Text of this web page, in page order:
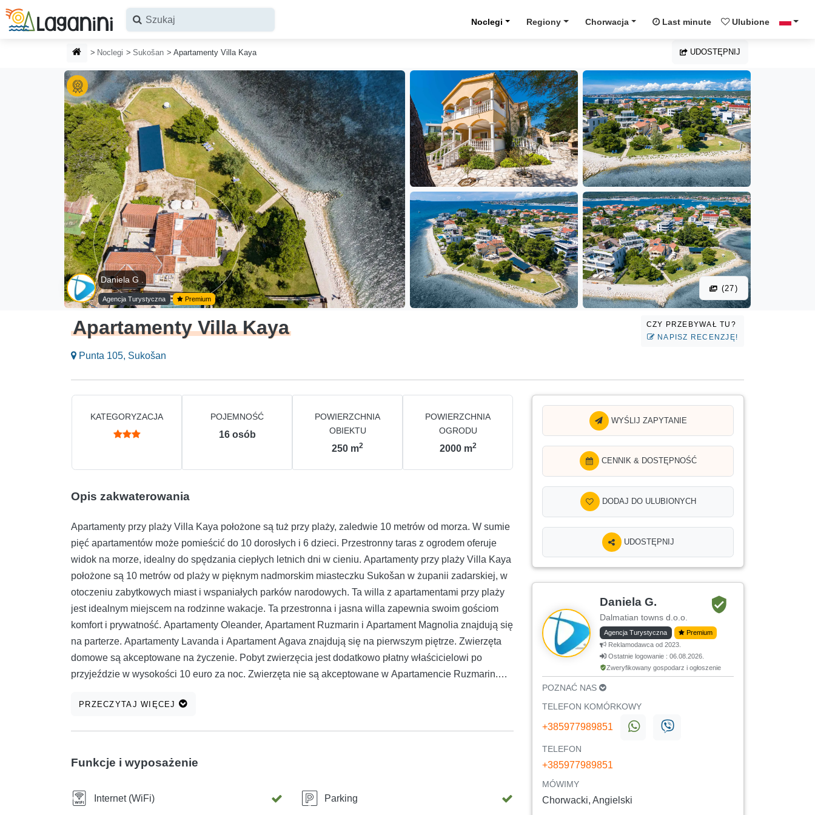
Przejdź do głównej treści
Noclegi Regiony Chorwacja Last minute Ulubione
STRONA GŁÓWNA
Noclegi Sukošan Apartamenty Villa Kaya UDOSTĘPNIJ
Daniela G .
Agencja Turystyczna Premium
(27)
Apartamenty Villa Kaya
Punta 105, Sukošan
CZY PRZEBYWAŁ TU?
NAPISZ RECENZJĘ!
KATEGORYZACJA POJEMNOŚĆ
16 osób
POWIERZCHNIA
OBIEKTU
250 m2
POWIERZCHNIA
OGRODU
2000 m2
Opis zakwaterowania
Apartamenty przy plaży Villa Kaya położone są tuż przy plaży, zaledwie 10 metrów od morza. W sumie
pięć apartamentów może pomieścić do 10 dorosłych i 6 dzieci. Przestronny taras z ogrodem oferuje
widok na morze, idealny do spędzania ciepłych letnich dni w cieniu. Apartamenty przy plaży Villa Kaya
położone są 10 metrów od plaży w pięknym nadmorskim miasteczku Sukošan w żupanii zadarskiej, w
otoczeniu zabytkowych miast i wspaniałych parków narodowych. Ta willa z apartamentami przy plaży
jest idealnym miejscem na rodzinne wakacje. Ta przestronna i jasna willa zapewnia swoim gościom
komfort i prywatność. Apartamenty Oleander, Apartament Ruzmarin i Apartament Magnolia znajdują się
na parterze. Apartamenty Lavanda i Apartament Agava znajdują się na pierwszym piętrze. Zwierzęta
domowe są akceptowane na życzenie. Pobyt zwierzęcia jest dodatkowo płatny właścicielowi po
przyjeździe w wysokości 10 euro za noc. Zwierzęta nie są akceptowane w Apartamencie Ruzmarin.
miejscu. WiFi i klimatyzacja są bezpłatne. Łóżeczko dziecięce, krzesełko do karmienia, grill, środki
leżaki i hamak relaksacyjny. Apartament Magnolia - WiFi, klimatyzacja i telewizor z płaskim ekranem.
Kuchnia wyposażona jest w kuchenkę, piekarnik, kuchenkę mikrofalową, toster, przybory kuchenne,
czajnik, lodówkę, ekspres do kawy i barek. Sypialnia z dużym łóżkiem małżeńskim i telewizorem.
Salon wyposażony jest w telewizor z płaskim ekranem i rozkładaną sofę dla 2 osób. Łazienka
PRZECZYTAJ WIĘCEJ
Funkcje i wyposażenie
Internet (WiFi) Parking
WYŚLIJ ZAPYTANIE
CENNIK & DOSTĘPNOŚĆ
DODAJ DO ULUBIONYCH
UDOSTĘPNIJ
Daniela G.
Dalmatian towns d.o.o.
Agencja Turystyczna
Premium
Reklamodawca od 2023.
Ostatnie logowanie : 06.08.2026.
Zweryfikowany gospodarz i ogłoszenie
POZNAĆ NAS
TELEFON KOMÓRKOWY
+385977989851
TELEFON
+385977989851
MÓWIMY
Chorwacki, Angielski